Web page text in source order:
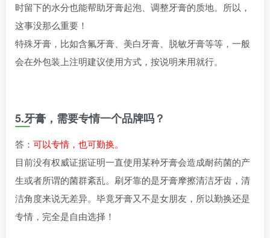
时留下的水分也能帮助牙膏起泡、调整牙膏的质地。所以，
这事没那么重要！
特殊牙膏，比如含氟牙膏、美白牙膏、脱敏牙膏等等，一般
会在外包装上注明建议使用方式，按说明来用就行。
5.牙膏，需要专情一个品牌吗？
答： 可以专情，也可勤换。
目前没有权威证据证明一直使用某种牙膏会造成耐药菌的产
生或者所谓的菌群紊乱。刷牙靠的是牙膏摩擦清洁牙齿，清
洁角度来说无差异。毕竟牙膏又不是女朋友，所以勤换还是
专情，完全是自由选择！